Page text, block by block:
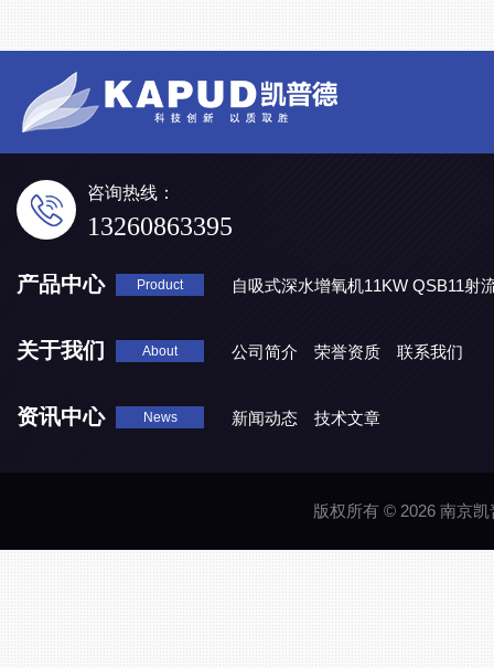
咨询热线：
13260863395
产品中心 Product
自吸式深水增氧机11KW QSB11射
关于我们 About 公司简介 荣誉资质 联系我们
资讯中心 News 新闻动态 技术文章
版权所有 © 2026 南京